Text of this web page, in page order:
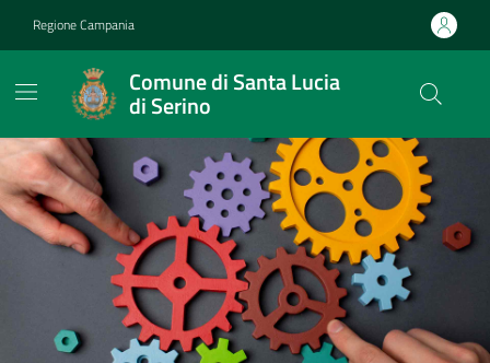
Regione Campania
Comune di Santa Lucia
di Serino